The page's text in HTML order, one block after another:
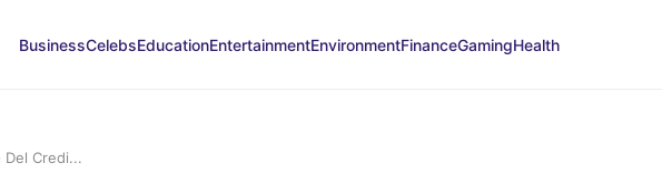
BusinessCelebsEducationEntertainmentEnvironmentFinanceGamingHealth
Del Credi...